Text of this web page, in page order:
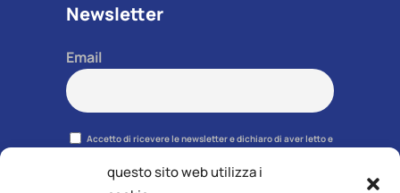
questo sito web utilizza i
Newsletter
Email
Accetto di ricevere le newsletter e dichiaro di aver letto e
momento grazie al link presente in ciascuna newsletter.